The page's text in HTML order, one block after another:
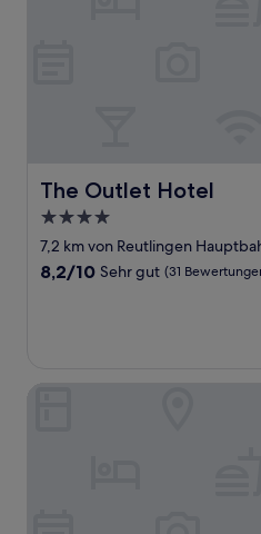
The Outlet Hotel
The Outlet Hotel
4.0-
Sterne-
Unterkunft
7,2 km von Reutlingen
8.2
Bewertungen)
8,2/10 Sehr gut (31